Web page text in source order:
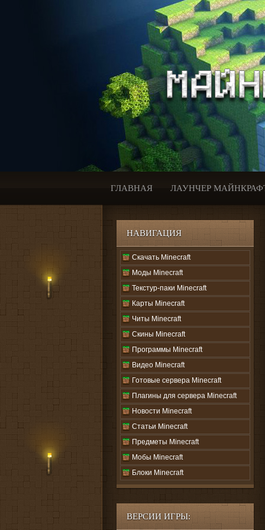
ГЛАВНАЯ ЛАУНЧЕР
НАВИГАЦИЯ
Скачать Minecraft
Моды Minecraft
Текстур-паки Minecraft
Карты Minecraft
Читы Minecraft
Скины Minecraft
Программы Minecraft
Видео Minecraft
Готовые сервера Minecraft
Плагины для сервера Minecraft
Новости Minecraft
Статьи Minecraft
Предметы Minecraft
Мобы Minecraft
Блоки Minecraft
ВЕРСИИ ИГРЫ: